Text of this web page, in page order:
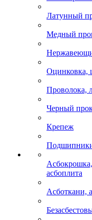
Латунный
Медный
Оцинковка,
Проволока,
Черный
Крепеж
асбоплита
Асботкани,